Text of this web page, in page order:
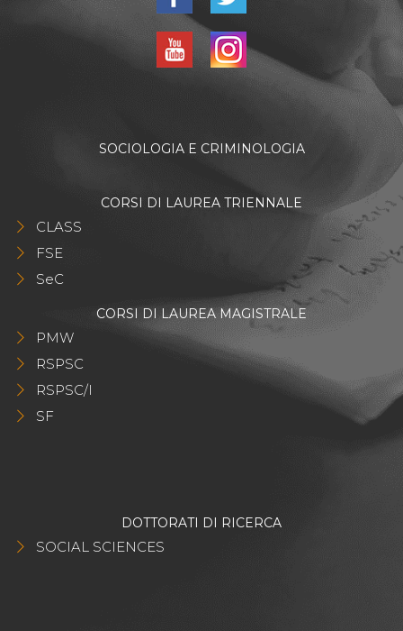
SOCIOLOGIA E CRIMINOLOGIA
CORSI DI LAUREA TRIENNALE
CLASS
FSE
SeC
CORSI DI LAUREA MAGISTRALE
PMW
RSPSC
RSPSC/I
SF
DOTTORATI DI RICERCA
SOCIAL SCIENCES